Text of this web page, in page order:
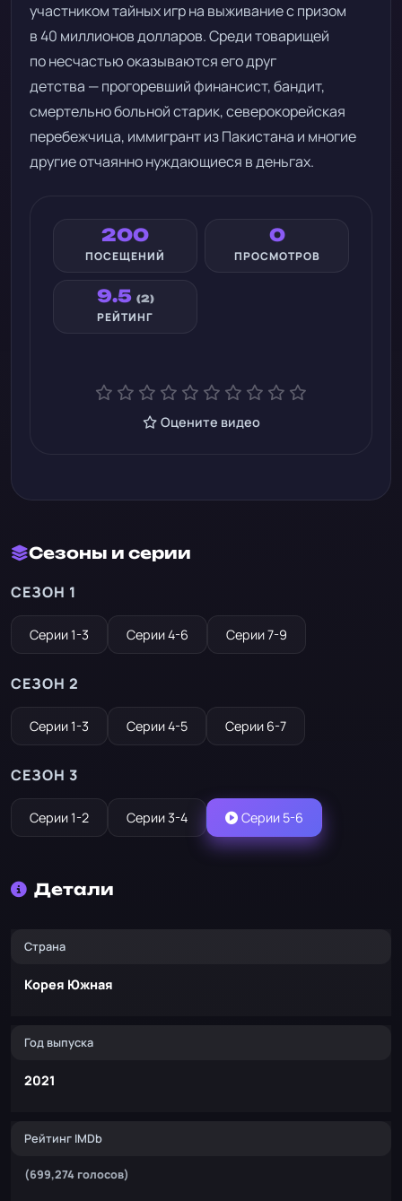
участником тайных игр на выживание с призом
в 40 миллионов долларов. Среди товарищей
по несчастью оказываются его друг
детства — прогоревший финансист, бандит,
смертельно больной старик, северокорейская
перебежчица, иммигрант из Пакистана и многие
другие отчаянно нуждающиеся в деньгах.
200
ПОСЕЩЕНИЙ
0
ПРОСМОТРОВ
9.5 (2)
РЕЙТИНГ
Оцените видео
Сезоны и серии
СЕЗОН 1
Серии 1-3 Серии 4-6 Серии 7-9
СЕЗОН 2
Серии 1-3 Серии 4-5 Серии 6-7
СЕЗОН 3
Серии 1-2 Серии 3-4 Серии 5-6
Детали
Страна
Корея Южная
Год выпуска
2021
Рейтинг IMDb
(699,274 голосов)